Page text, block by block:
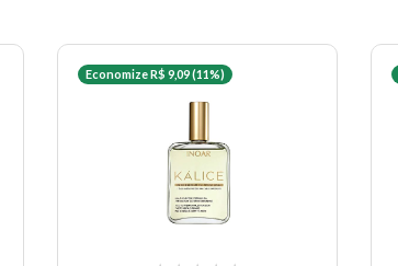
Economize R$ 9,09 (11%)